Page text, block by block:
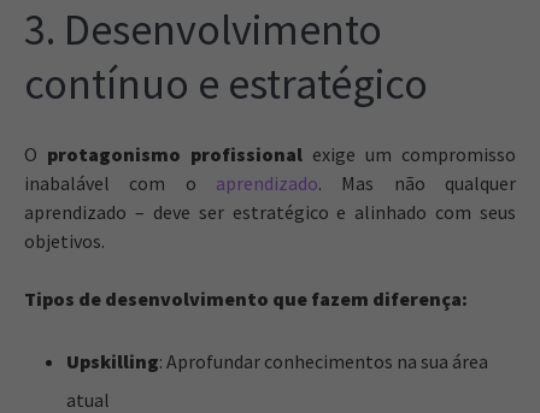
3. Desenvolvimento
contínuo e estratégico
O protagonismo profissional exige um compromisso
inabalável com o aprendizado. Mas não qualquer
aprendizado – deve ser estratégico e alinhado com seus
objetivos.
Tipos de desenvolvimento que fazem diferença:
Upskilling: Aprofundar conhecimentos na sua área
atual